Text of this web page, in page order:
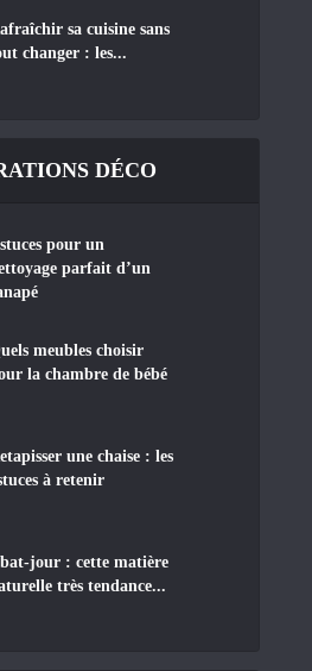
sa cuisine sans
changer : les...
DÉCO
pour un
parfait d’un
meubles choisir
la chambre de bébé
une chaise : les
à retenir
jour : cette matière
très tendance...